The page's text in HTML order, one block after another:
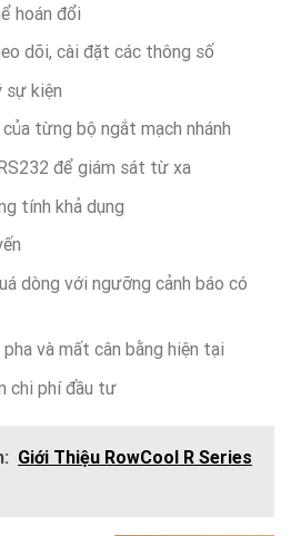
hoán đổi
dõi, cài đặt các thông số
sự kiện
từng bộ ngắt mạch nhánh
để giám sát từ xa
tính khả dụng
dòng với ngưỡng cảnh báo có
và mất cân bằng hiện tại
chi phí đầu tư
Giới Thiệu RowCool R Series